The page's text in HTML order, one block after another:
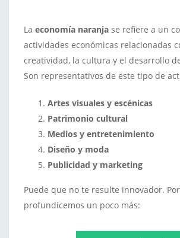
La economía naranja se refiere a un
actividades económicas relacionadas
creatividad, la cultura y el desarrollo
Son representativos de este tipo de
Artes visuales y escénicas
Patrimonio cultural
Medios y entretenimiento
Diseño y moda
Publicidad y marketing
Puede que no te resulte innovador.
profundicemos un poco más: